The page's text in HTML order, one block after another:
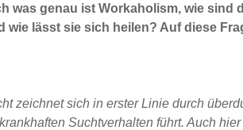
was genau ist Workaholism, wie sind
lässt sie sich heilen? Auf diese
zeichnet sich in erster Linie durch
Suchtverhalten führt. Auch